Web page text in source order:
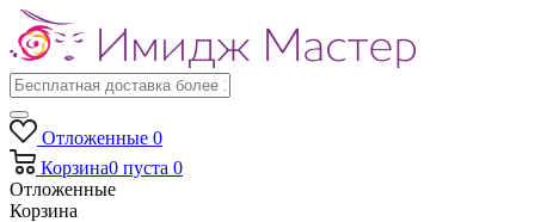
Отложенные 0
Корзина0 пуста 0
Отложенные
Корзина